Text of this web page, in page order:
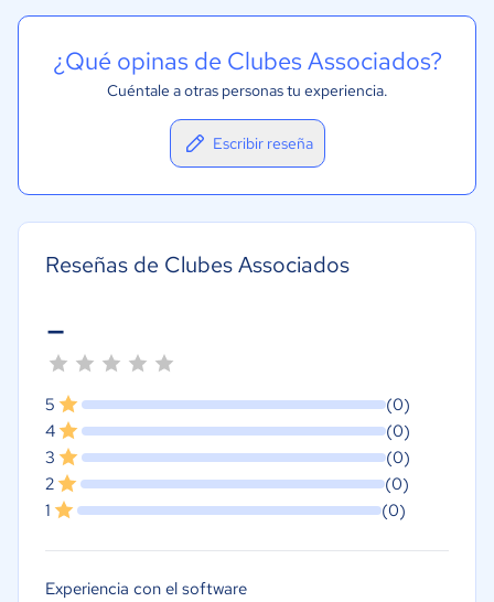
¿Qué opinas de Clubes Associados?
Cuéntale a otras personas tu experiencia.
Escribir reseña
Reseñas de Clubes Associados
-
5
(0)
4
(0)
3
(0)
2
(0)
1
(0)
Experiencia con el software